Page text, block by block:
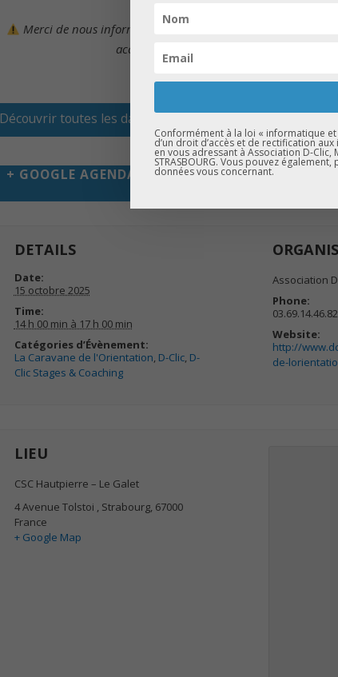
Merci de nous informer de votre venue par mail à
accueillir dans les meilleures conditions
Découvrir toutes les dates
+ GOOGLE AGENDA + EXPORTER VERS ICAL
DETAILS
Date:
15 octobre 2025
Time:
14 h 00 min à 17 h 00 min
Catégories d’Évènement:
La Caravane de l'Orientation, D-Clic, D-
Clic Stages & Coaching
Association
Phone:
03.69.14.46.82
Website:
http://
de-
LIEU
CSC Hautpierre – Le Galet
4 Avenue Tolstoi , Strabourg, 67000
France
+ Google Map
Conformément à la loi « informatique
d’un droit d’accès et de rectification
en vous adressant à Association D-
STRASBOURG. Vous pouvez
données vous concernant.